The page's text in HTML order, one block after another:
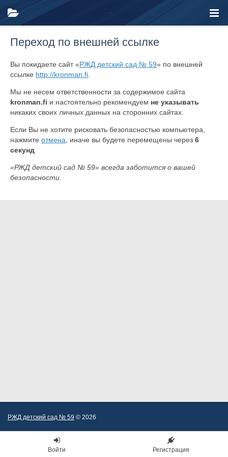
Переход по внешней ссылке
Вы покидаете сайт «РЖД детский сад № 59» по внешней
ссылке http://kronman.fi
Мы не несем ответственности за содержимое сайта
kronman.fi и настоятельно рекомендуем не указывать
никаких своих личных данных на сторонних сайтах.
Если Вы не хотите рисковать безопасностью компьютера,
нажмите отмена , иначе вы будете перемещены через 6
секунд
«РЖД детский сад № 59» всегда заботится о вашей
безопасности.
РЖД детский сад № 59 © 2026
Войти Регистрация